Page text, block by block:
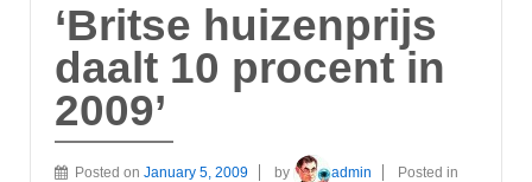
‘Britse huizenprijs
daalt 10 procent in
2009’
Posted on January 5, 2009 by admin
Posted in